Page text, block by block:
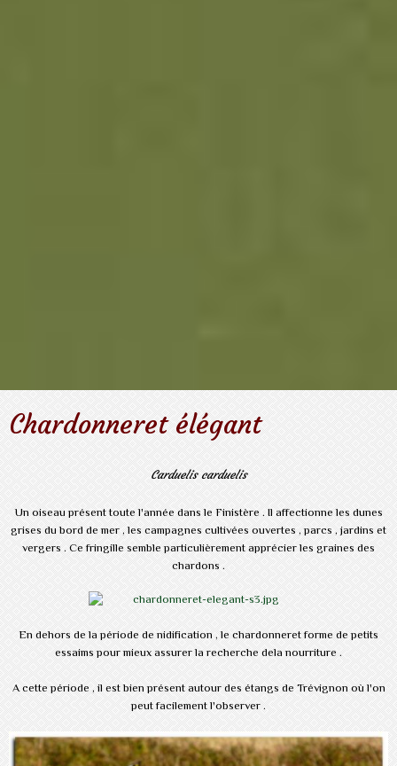
Chardonneret élégant
Carduelis carduelis
Un oiseau présent toute l'année dans le Finistère . Il affectionne les dunes
grises du bord de mer , les campagnes cultivées ouvertes , parcs , jardins et
vergers . Ce fringille semble particulièrement apprécier les graines des
chardons .
En dehors de la période de nidification , le chardonneret forme de petits
essaims pour mieux assurer la recherche dela nourriture .
A cette période , il est bien présent autour des étangs de Trévignon où l'on
peut facilement l'observer .